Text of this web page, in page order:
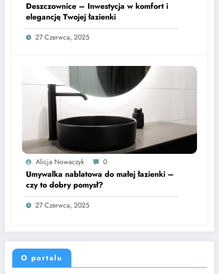
Deszczownice – Inwestycja w komfort i
elegancję Twojej łazienki
27 Czerwca, 2025
Alicja Nowaczyk 0
Umywalka nablatowa do małej łazienki –
czy to dobry pomysł?
27 Czerwca, 2025
O portalu